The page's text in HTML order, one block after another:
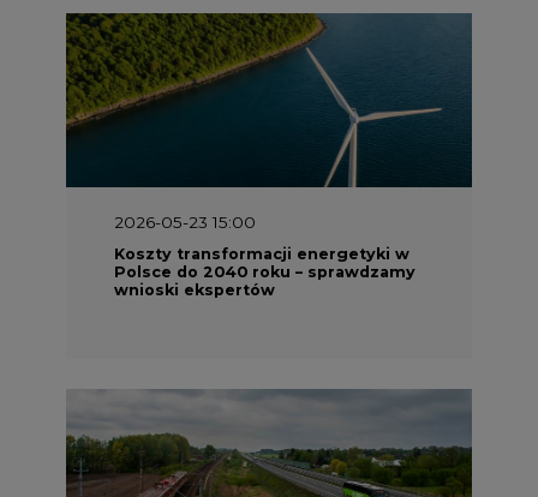
2026-05-23 15:00
Koszty transformacji energetyki w
Polsce do 2040 roku – sprawdzamy
wnioski ekspertów